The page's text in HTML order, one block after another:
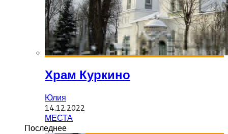
Храм Куркино
Юлия
14.12.2022
МЕСТА
Последнее